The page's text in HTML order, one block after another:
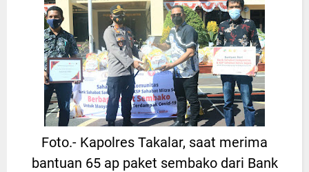
Foto.- Kapolres Takalar, saat merima
bantuan 65 ap paket sembako dari Bank